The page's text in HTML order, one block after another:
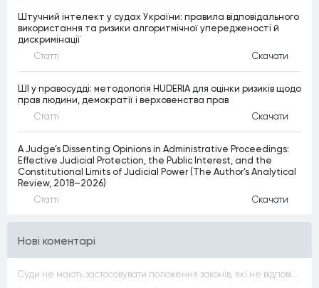
Штучний інтелект у судах України: правила відповідального
використання та ризики алгоритмічної упередженості й
дискримінації
Статтi Скачати
ШІ у правосудді: методологія HUDERIA для оцінки ризиків щодо
прав людини, демократії і верховенства прав
Статтi Скачати
A Judge’s Dissenting Opinions in Administrative Proceedings:
Effective Judicial Protection, the Public Interest, and the
Constitutional Limits of Judicial Power (The Author’s Analytical
Review, 2018–2026)
Статтi Скачати
Нові коментарі
Суди не мають застосовувати положення законів, які не відповідають Конституції, незалежно від того, чи визнавалися вони Конституційним Судом України неконституційними, тобто закони, що суперечать Конституції України не можуть застосовуватися навіть у випадках, коли вони є чинними